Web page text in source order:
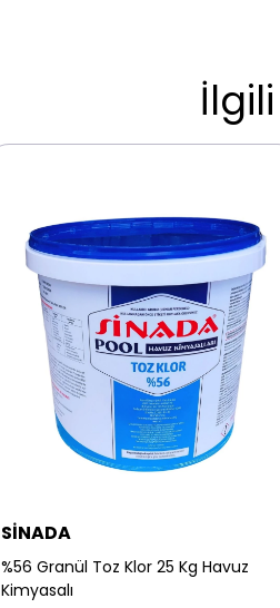
SİNADA
%56 Granül Toz Klor 25 Kg Havuz
Kimyasalı